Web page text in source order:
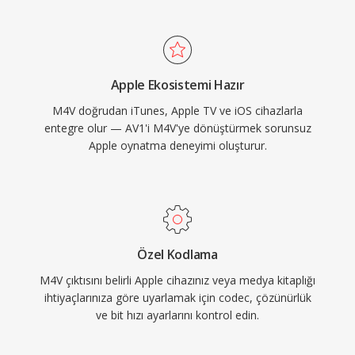
sorunsuz çalışır. Format, iTunes Store&#039;un
dijital film ve TV dizisi satın alma ve kiralama
için baskın bir platform haline gelmesiyle önemli
bir ivme kazanmıştır. Daha geniş MP4
ekosistemiyle uyumluluk, DRM içermeyen M4V
dosyalarındaki video ve ses akışlarının
tarafından işlenebileceği anlamına gelir.
Apple Ekosistemi Hazır
M4V doğrudan iTunes, Apple TV ve iOS cihazlarla
entegre olur — AV1'i M4V'ye dönüştürmek sorunsuz
Apple oynatma deneyimi oluşturur.
Özel Kodlama
M4V çıktısını belirli Apple cihazınız veya medya kitaplığı
ihtiyaçlarınıza göre uyarlamak için codec, çözünürlük
ve bit hızı ayarlarını kontrol edin.